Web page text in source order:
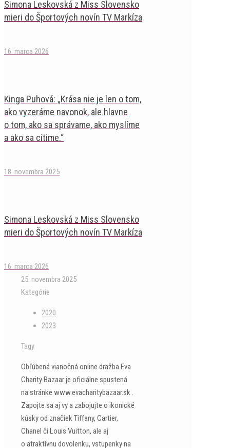
Simona Leskovská z Miss Slovensko
mieri do Športových novín TV Markíza
16. marca 2026
Kinga Puhová: „Krása nie je len o tom,
ako vyzeráme navonok, ale hlavne
o tom, ako sa správame, ako myslíme
a ako sa cítime.“
18. novembra 2025
Simona Leskovská z Miss Slovensko
mieri do Športových novín TV Markíza
16. marca 2026
25. novembra 2025
Kategórie
2020
2023
Tagy
Obľúbená vianočná online dražba Eva
Charity Bazaar je oficiálne spustená
na stránke www.evacharitybazaar.sk .
Zapojte sa aj vy a zabojujte o ikonické
kúsky od značiek Tiffany, Cartier,
Chanel či Louis Vuitton, ale aj
o atraktívnu dovolenku, vstupenky na